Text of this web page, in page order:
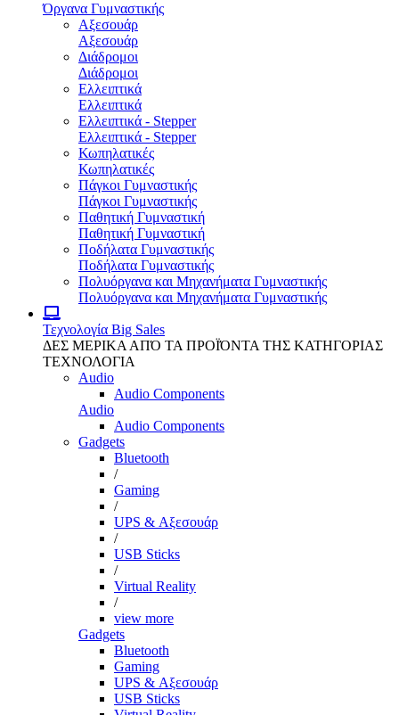
Όργανα Γυμναστικής
Αξεσουάρ
Αξεσουάρ
Διάδρομοι
Διάδρομοι
Ελλειπτικά
Ελλειπτικά
Ελλειπτικά - Stepper
Ελλειπτικά - Stepper
Κωπηλατικές
Κωπηλατικές
Πάγκοι Γυμναστικής
Πάγκοι Γυμναστικής
Παθητική Γυμναστική
Παθητική Γυμναστική
Ποδήλατα Γυμναστικής
Ποδήλατα Γυμναστικής
Πολυόργανα και Μηχανήματα Γυμναστικής
Πολυόργανα και Μηχανήματα Γυμναστικής
Τεχνολογία Big Sales
ΔΕΣ ΜΕΡΙΚΑ ΑΠΌ ΤΑ ΠΡΟΪΌΝΤΑ ΤΗΣ ΚΑΤΗΓΟΡΙΑΣ
ΤΕΧΝΟΛΟΓΙΑ
Audio
Audio Components
Audio
Audio Components
Gadgets
Bluetooth
/
Gaming
/
UPS & Αξεσουάρ
/
USB Sticks
/
Virtual Reality
/
view more
Gadgets
Bluetooth
Gaming
UPS & Αξεσουάρ
USB Sticks